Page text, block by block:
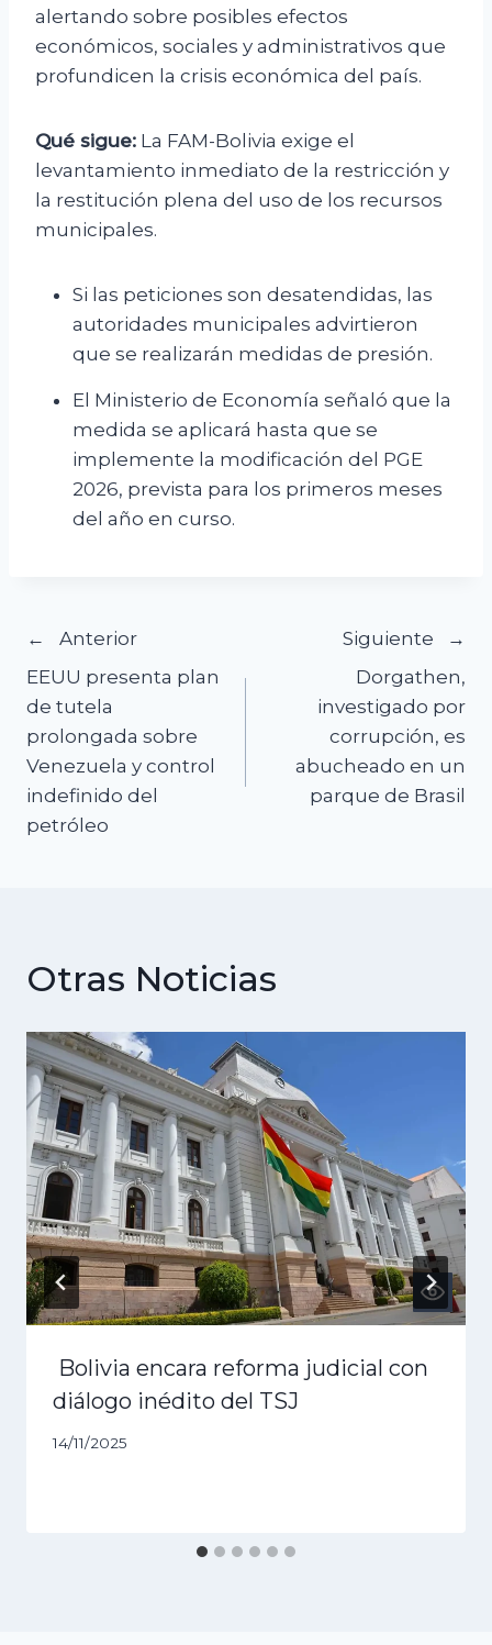
alertando sobre posibles efectos
económicos, sociales y administrativos que
profundicen la crisis económica del país.
Qué sigue: La FAM-Bolivia exige el
levantamiento inmediato de la restricción y
la restitución plena del uso de los recursos
municipales.
Si las peticiones son desatendidas, las
autoridades municipales advirtieron
que se realizarán medidas de presión.
El Ministerio de Economía señaló que la
medida se aplicará hasta que se
implemente la modificación del PGE
2026, prevista para los primeros meses
del año en curso.
Navegación
de
entradas
Anterior
EEUU presenta plan
de tutela
prolongada sobre
Venezuela y control
indefinido del
petróleo
Siguiente
Dorgathen,
investigado por
corrupción, es
abucheado en un
parque de Brasil
Otras Noticias
Bolivia encara reforma judicial con
diálogo inédito del TSJ
14/11/2025